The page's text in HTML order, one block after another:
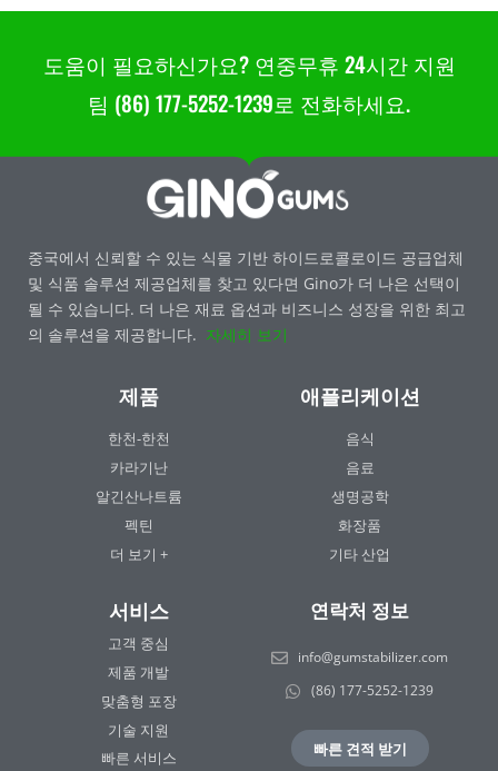
도움이 필요하신가요? 연중무휴 24시간 지원
팀 (86) 177-5252-1239로 전화하세요.
중국에서 신뢰할 수 있는 식물 기반 하이드로콜로이드 공급업체
및 식품 솔루션 제공업체를 찾고 있다면 Gino가 더 나은 선택이
될 수 있습니다. 더 나은 재료 옵션과 비즈니스 성장을 위한 최고
의 솔루션을 제공합니다. 자세히 보기
제품
한천-한천
카라기난
알긴산나트륨
펙틴
더 보기 +
애플리케이션
음식
음료
생명공학
화장품
기타 산업
서비스
고객 중심
제품 개발
맞춤형 포장
기술 지원
빠른 서비스
연락처 정보
info@gumstabilizer.com
(86) 177-5252-1239
빠른 견적 받기